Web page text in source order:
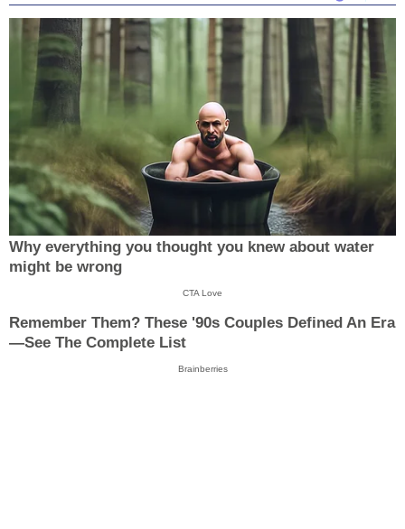
Why everything you thought you knew about water
might be wrong
CTA Love
Remember Them? These '90s Couples Defined An Era
—See The Complete List
Brainberries